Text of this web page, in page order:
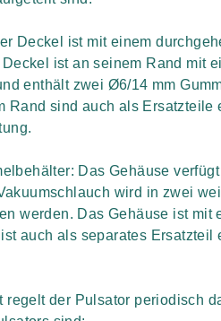
Deckel ist mit einem
ist an seinem Rand mit
enthält zwei Ø6/14 mm
Rand sind auch als Ersatzteile
Das Gehäuse
wird in zwei
werden. Das Gehäuse ist mit
auch als separates Ersatzteil
regelt der Pulsator periodisch